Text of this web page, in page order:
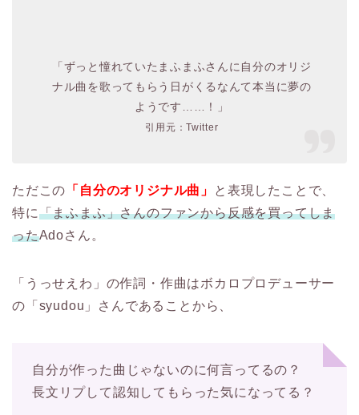
「ずっと憧れていたまふまふさんに自分のオリジ
ナル曲を歌ってもらう日がくるなんて本当に夢の
ようです……！」
引用元：Twitter
ただこの 「自分のオリジナル曲」
と表現したことで、
特に「まふまふ」さんのファンから反感を買ってしま
ったAdoさん。
「うっせえわ」の作詞・作曲はボカロプロデューサー
の「syudou」さんであることから、
自分が作った曲じゃないのに何言ってるの？
長文リプして認知してもらった気になってる？